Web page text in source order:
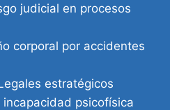
judicial en procesos
corporal por accidentes
estratégicos
psicofísica